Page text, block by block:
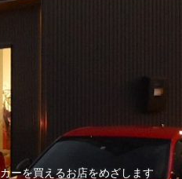
ーを買えるお店をめざします